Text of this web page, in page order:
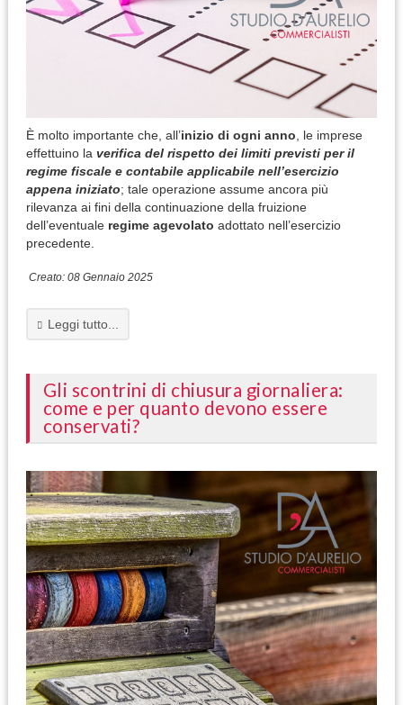
È molto importante che, all’inizio di ogni anno, le imprese
effettuino la verifica del rispetto dei limiti previsti per il
regime fiscale e contabile applicabile nell’esercizio
appena iniziato; tale operazione assume ancora più
rilevanza ai fini della continuazione della fruizione
dell’eventuale regime agevolato adottato nell’esercizio
precedente.
Creato: 08 Gennaio 2025
Leggi tutto...
Gli scontrini di chiusura giornaliera:
come e per quanto devono essere
conservati?